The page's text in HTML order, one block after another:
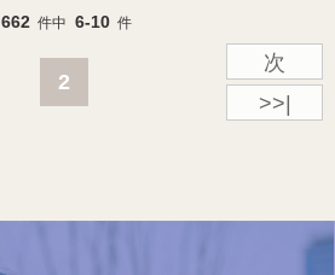
662 件中 6-10 件
2
次
>>|